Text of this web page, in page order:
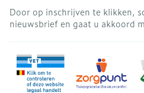
Door op inschrijven te klikken,
nieuwsbrief en gaat u akkoord